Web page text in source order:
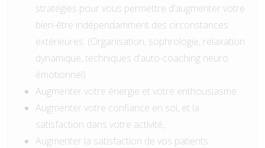
stratégies pour vous permettre d’augmenter votre
bien-être indépendamment des circonstances
extérieures. (Organisation, sophrologie, relaxation
dynamique, techniques d’auto-coaching neuro
émotionnel)
Augmenter votre énergie et votre enthousiasme
Augmenter votre confiance en soi, et la
satisfaction dans votre activité,
Augmenter la satisfaction de vos patients